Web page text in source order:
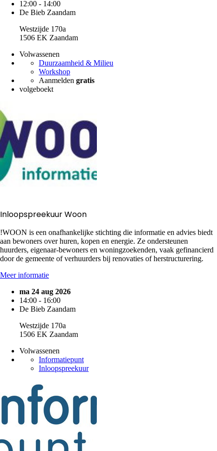
12:00 - 14:00
De Bieb Zaandam
Westzijde 170a
1506 EK Zaandam
Volwassenen
Duurzaamheid & Milieu
Workshop
Aanmelden gratis
volgeboekt
Inloopspreekuur Woon
!WOON is een onafhankelijke stichting die informatie en advies biedt
aan bewoners over huren, kopen en energie. Ze ondersteunen
huurders, eigenaar-bewoners en woningzoekenden, vaak gefinancierd
door de gemeente of verhuurders bij renovaties of herstructurering.
Meer informatie
ma 24 aug 2026
14:00 - 16:00
De Bieb Zaandam
Westzijde 170a
1506 EK Zaandam
Volwassenen
Informatiepunt
Inloopspreekuur